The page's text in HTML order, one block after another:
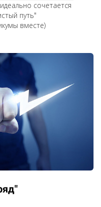
сочетается
путь"
вместе)